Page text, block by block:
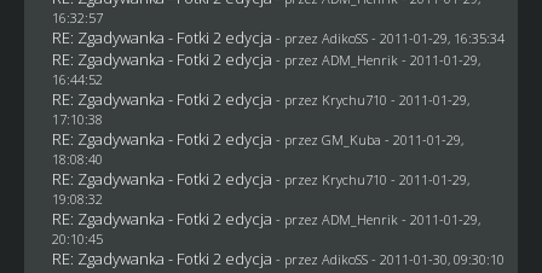
16:32:57
RE: Zgadywanka - Fotki 2 edycja - przez AdikoSS - 2011-01-29, 16:35:34
RE: Zgadywanka - Fotki 2 edycja - przez ADM_Henrik - 2011-01-29,
16:44:52
RE: Zgadywanka - Fotki 2 edycja - przez Krychu710 - 2011-01-29,
17:10:38
RE: Zgadywanka - Fotki 2 edycja - przez GM_Kuba - 2011-01-29,
18:08:40
RE: Zgadywanka - Fotki 2 edycja - przez Krychu710 - 2011-01-29,
19:08:32
RE: Zgadywanka - Fotki 2 edycja - przez ADM_Henrik - 2011-01-29,
20:10:45
RE: Zgadywanka - Fotki 2 edycja - przez AdikoSS - 2011-01-30, 09:30:10